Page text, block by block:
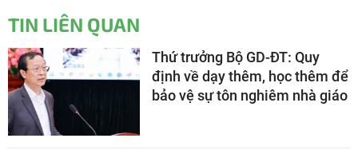
TIN LIÊN QUAN
Thứ trưởng Bộ GD-ĐT: Quy
định về dạy thêm, học thêm để
bảo vệ sự tôn nghiêm nhà giáo